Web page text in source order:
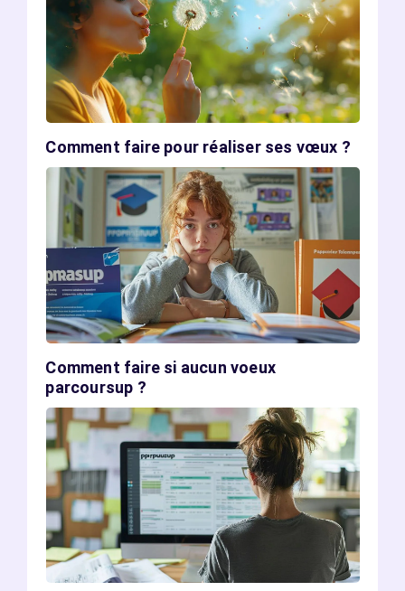
Comment faire pour réaliser ses vœux ?
Comment faire si aucun voeux
parcoursup ?